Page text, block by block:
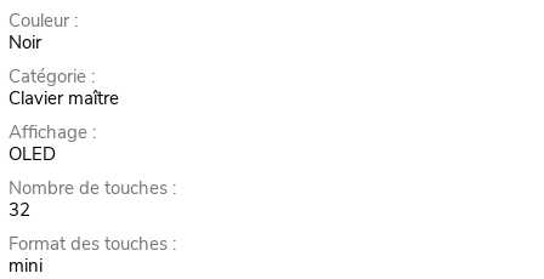
Couleur :
Noir
Catégorie :
Clavier maître
Affichage :
OLED
Nombre de touches :
32
Format des touches :
mini